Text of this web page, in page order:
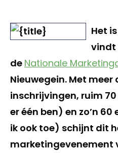
Het
vindt
de Nationale
Nieuwegein. Met meer
inschrijvingen, ruim
er één ben) en zo’n
ik ook toe) schijnt dit
marketingevenement